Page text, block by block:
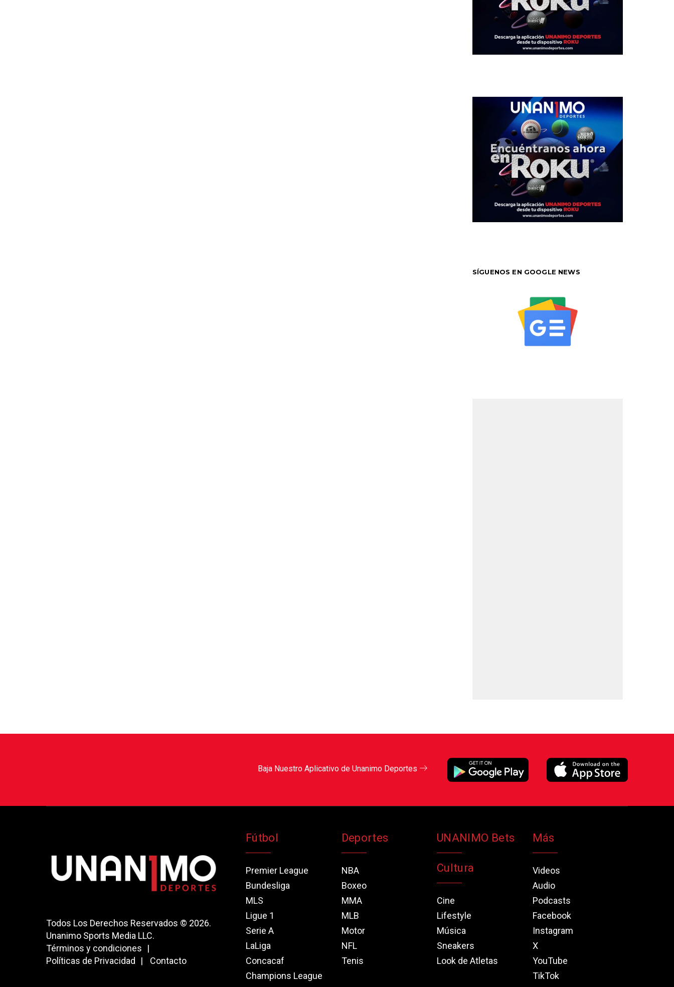
SÍGUENOS EN GOOGLE NEWS
Baja Nuestro Aplicativo de Unanimo Deportes
Todos Los Derechos Reservados © 2026.
Unanimo Sports Media LLC.
Términos y condiciones
Políticas de Privacidad
Contacto
Fútbol
Premier League
Bundesliga
MLS
Ligue 1
Serie A
LaLiga
Concacaf
Champions League
Deportes
NBA
Boxeo
MMA
MLB
Motor
NFL
Tenis
UNANIMO Bets
Cultura
Cine
Lifestyle
Música
Sneakers
Look de Atletas
Más
Videos
Audio
Podcasts
Facebook
Instagram
X
YouTube
TikTok